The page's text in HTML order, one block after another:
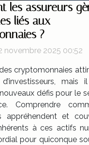
les assureurs
liés aux
?
novembre 2025 00:52
des cryptomonnaies
mais
défis pour le
Comprendre
appréhendent et
à ces actifs
pour quiconque